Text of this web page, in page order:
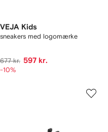
VEJA Kids
sneakers med logomærke
677 kr. 597 kr.
-10%